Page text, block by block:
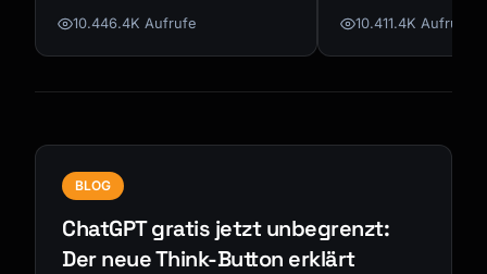
10.446.4K Aufrufe 10.411.4K Aufrufe
BLOG
ChatGPT gratis jetzt unbegrenzt:
Der neue Think-Button erklärt